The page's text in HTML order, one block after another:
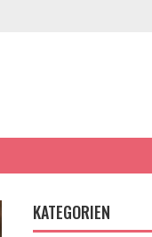
KATEGORIEN